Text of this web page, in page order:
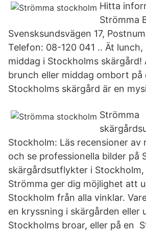
Hitta
Strömma
Svensksundsvägen 17,
Telefon: 08-120 041 .. Ät
middag i Stockholms skärgård!
brunch eller middag ombort
Stockholms skärgård är en
Strömma
Stockholm: Läs recensioner av
och se professionella bilder på
skärgårdsutflykter i Stockholm,
Strömma ger dig möjlighet att
Stockholm från alla vinklar.
en kryssning i skärgården eller
Stockholms broar, eller på en